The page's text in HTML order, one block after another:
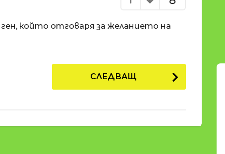
който отговаря за желанието на
СЛЕДВАЩ